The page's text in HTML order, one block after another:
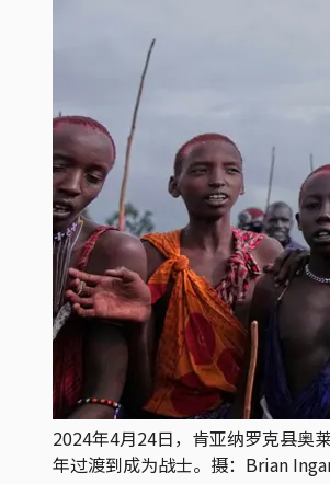
2024年4月24日，肯亚纳罗克县奥
年过渡到成为战士。摄：Brian